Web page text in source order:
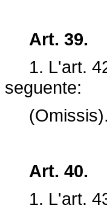
Art. 39.
1. L'art.
seguente:
(Omissis).
Art. 40.
1. L'art.